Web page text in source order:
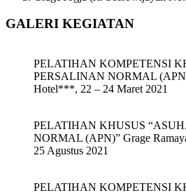
GALERI KEGIATAN
PELATIHAN KOMPETENSI
PERSALINAN NORMAL
Hotel***, 22 – 24 Maret 2021
PELATIHAN KHUSUS
NORMAL (APN)” Grage
25 Agustus 2021
PELATIHAN KOMPETENSI